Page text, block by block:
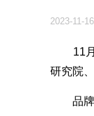
2023-11-
11月
研究院
品牌节